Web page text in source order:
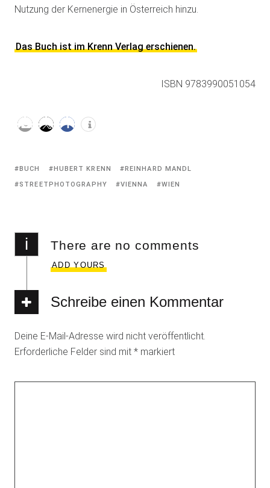
Nutzung der Kernenergie in Österreich hinzu.
Das Buch ist im Krenn Verlag erschienen.
ISBN 9783990051054
Tagged
with:
BUCH HUBERT KRENN
REINHARD MANDL
STREETPHOTOGRAPHY
VIENNA WIEN
i There are no comments
ADD YOURS
Schreibe einen Kommentar
Deine E-Mail-Adresse wird nicht veröffentlicht.
Erforderliche Felder sind mit * markiert